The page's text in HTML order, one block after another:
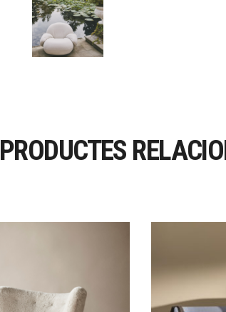
PRODUCTES